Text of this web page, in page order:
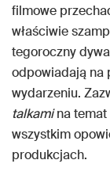
filmowe
właściwie
tegoroczny
odpowiadają na
wydarzeniu.
talkamina temat
wszystkim
produkcjach.